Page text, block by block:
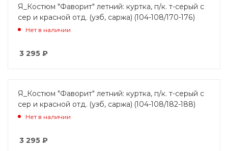
Я_Костюм "Фаворит" летний: куртка, п/к. т-серый с
сер и красной отд. (узб, саржа) (104-108/170-176)
Нет в наличии
3 295 ₽
Я_Костюм "Фаворит" летний: куртка, п/к. т-серый с
сер и красной отд. (узб, саржа) (104-108/182-188)
Нет в наличии
3 295 ₽